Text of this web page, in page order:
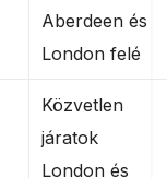
Aberdeen és
London felé
Közvetlen
járatok
London és